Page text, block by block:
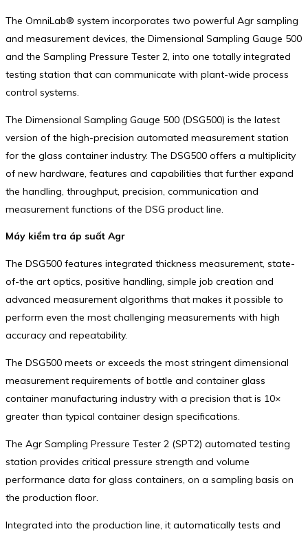
The OmniLab® system incorporates two powerful Agr sampling
and measurement devices, the Dimensional Sampling Gauge 500
and the Sampling Pressure Tester 2, into one totally integrated
testing station that can communicate with plant-wide process
control systems.
The Dimensional Sampling Gauge 500 (DSG500) is the latest
version of the high-precision automated measurement station
for the glass container industry. The DSG500 offers a multiplicity
of new hardware, features and capabilities that further expand
the handling, throughput, precision, communication and
measurement functions of the DSG product line.
Máy kiểm tra áp suất Agr
The DSG500 features integrated thickness measurement, state-
of-the art optics, positive handling, simple job creation and
advanced measurement algorithms that makes it possible to
perform even the most challenging measurements with high
accuracy and repeatability.
The DSG500 meets or exceeds the most stringent dimensional
measurement requirements of bottle and container glass
container manufacturing industry with a precision that is 10×
greater than typical container design specifications.
The Agr Sampling Pressure Tester 2 (SPT2) automated testing
station provides critical pressure strength and volume
performance data for glass containers, on a sampling basis on
the production floor.
Integrated into the production line, it automatically tests and